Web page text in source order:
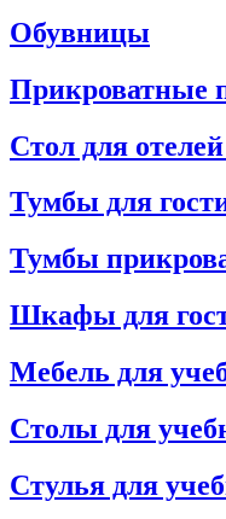
Обувницы
Прикроватные
Стол для
Тумбы для
Тумбы
Шкафы для
Мебель для
Столы для
Стулья для